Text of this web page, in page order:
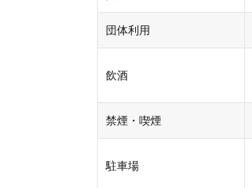
団体利用
飲酒
禁煙・喫煙
駐車場